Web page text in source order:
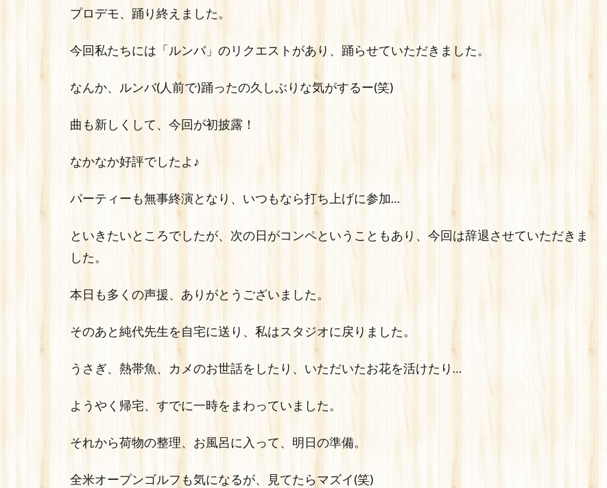
プロデモ、踊り終えました。
今回私たちには「ルンバ」のリクエストがあり、踊らせていただきました。
なんか、ルンバ(人前で)踊ったの久しぶりな気がするー(笑)
曲も新しくして、今回が初披露！
なかなか好評でしたよ♪
パーティーも無事終演となり、いつもなら打ち上げに参加…
といきたいところでしたが、次の日がコンペということもあり、今回は辞退させていただきま
した。
本日も多くの声援、ありがとうございました。
そのあと純代先生を自宅に送り、私はスタジオに戻りました。
うさぎ、熱帯魚、カメのお世話をしたり、いただいたお花を活けたり…
ようやく帰宅、すでに一時をまわっていました。
それから荷物の整理、お風呂に入って、明日の準備。
全米オープンゴルフも気になるが、見てたらマズイ(笑)